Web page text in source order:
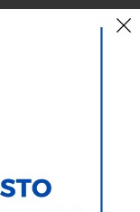
MARCA